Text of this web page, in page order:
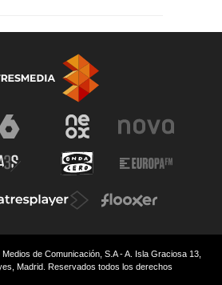
de Comunicación, S.A - A. Isla Graciosa 13,
Madrid. Reservados todos los derechos